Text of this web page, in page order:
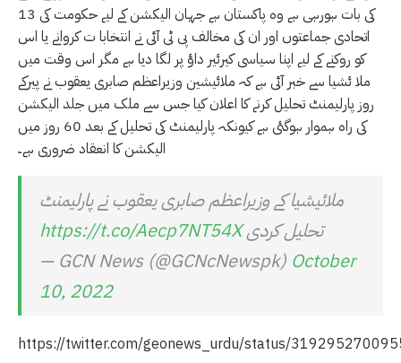
کی بات ہورہی ہے وہ پاکستان ہے جہان الیکشن کے لیے حکومت کی 13
اتحادی جماعتوں اور ان کی مخالف پی ٹی آئی نے انتخابا ت کروانے یا اس
کو روکنے کے لیے اپنا سیاسی کیرئیر داؤ پر لگا دیا ہے مگر اس وقت میں
ملا ئشیا سے خبر آئی ہے کہ ملائیشین وزیراعظم صابری یعقوب نے پیرکے
روز پارلیمنٹ تحلیل کرنے کا اعلان کیا جس سے ملک میں جلد الیکشن
کی راہ ہموار ہوگئی ہے کیونکہ پارلیمنٹ کی تحلیل کے بعد 60 روز میں
الیکشن کا انعقاد ضروری ہے۔
ملائیشیا کے وزیراعظم صابری یعقوب نے پارلیمنٹ
تحلیل کردیhttps://t.co/Aecp7NT54X
— GCN News (@GCNcNewspk) October
10, 2022
https://twitter.com/geonews_urdu/status/